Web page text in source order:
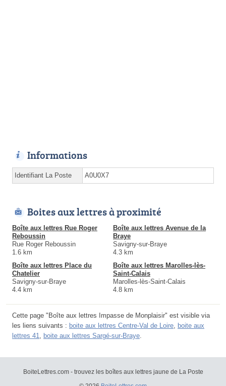
Informations
Identifiant La Poste A0U0X7
Boites aux lettres à proximité
Boîte aux lettres Rue Roger
Reboussin
Rue Roger Reboussin
1.6 km
Boîte aux lettres Avenue de la
Braye
Savigny-sur-Braye
4.3 km
Boîte aux lettres Place du
Chatelier
Savigny-sur-Braye
4.4 km
Boîte aux lettres Marolles-lès-
Saint-Calais
Marolles-lès-Saint-Calais
4.8 km
Cette page "Boîte aux lettres Impasse de Monplaisir" est visible via
les liens suivants : boite aux lettres Centre-Val de Loire boite aux
lettres 41
boite aux lettres Sargé-sur-Braye
BoiteLettres.com - trouvez les boîtes aux lettres jaune de La Poste